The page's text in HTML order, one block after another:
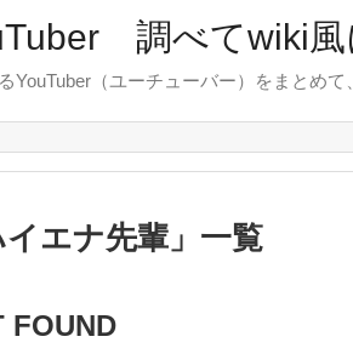
調べてwiki風
YouTuber（ユーチューバー）をまとめて
イエナ先輩 」 一覧
FOUND